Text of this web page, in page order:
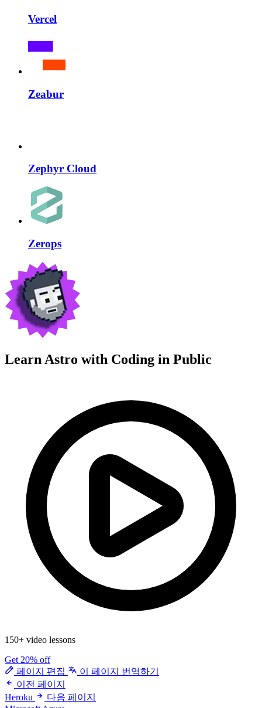
Vercel
Zeabur
Zephyr Cloud
Zerops
Learn Astro with Coding in Public
150+ video lessons
Get 20% off
페이지 편집
이 페이지 번역하기
이전 페이지
Heroku
다음 페이지